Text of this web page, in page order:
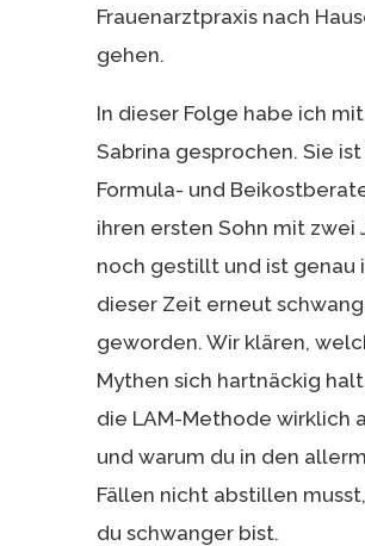
Frauenarztpraxis nach
gehen.
In dieser Folge habe ich mit
Sabrina gesprochen. Sie
Formula- und
ihren ersten Sohn mit zwei
noch gestillt und ist genau
dieser Zeit erneut
geworden. Wir klären,
Mythen sich hartnäckig
die LAM-Methode wirklich
und warum du in den
Fällen nicht abstillen
du schwanger bist.